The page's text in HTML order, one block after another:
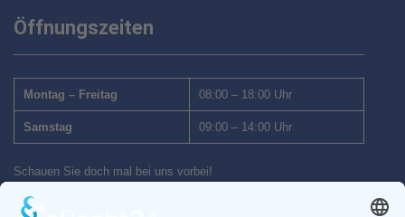
Öffnungszeiten
Montag – Freitag 08:00 – 18:00 Uhr
Samstag 09:00 – 14:00 Uhr
Schauen Sie doch mal bei uns vorbei!
Wir freuen uns auf Ihren Besuch.